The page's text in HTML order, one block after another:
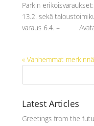
Parkin
13.2. sekä
varaus 6.4. –
« Vanhemmat
Latest Articles
Greetings from the